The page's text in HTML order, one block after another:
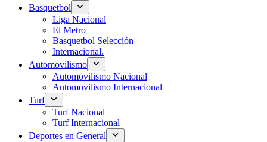
Basquetbol
Liga Nacional
El Metro
Basquetbol Selección
Internacional.
Automovilismo
Automovilismo Nacional
Automovilismo Internacional
Turf
Turf Nacional
Turf Internacional
Deportes en General